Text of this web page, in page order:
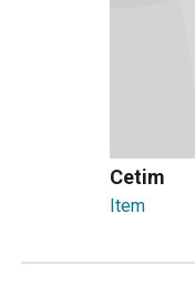
Cetim
Item